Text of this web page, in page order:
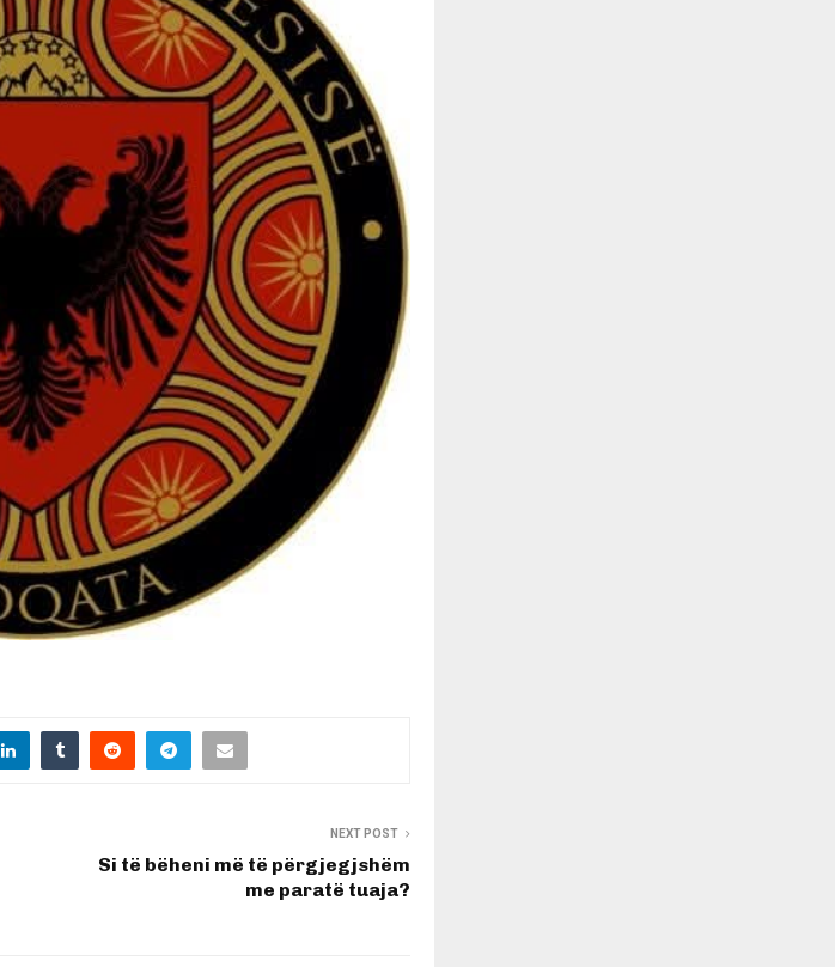
NEXT POST
Si të bëheni më të përgjegjshëm
me paratë tuaja?